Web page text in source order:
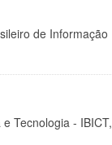
de Informação
Tecnologia - IBICT,